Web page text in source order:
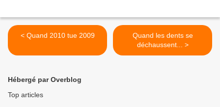
< Quand 2010 tue 2009
Quand les dents se
déchaussent... >
Hébergé par Overblog
Top articles